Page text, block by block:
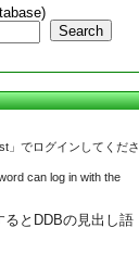
Search
」でログインしてくださ
can log in with the
とDDBの見出し語